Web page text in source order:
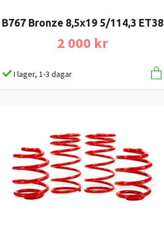
B767 Bronze 8,5x19 5/114,3 ET38
2 000 kr
I lager, 1-3 dagar